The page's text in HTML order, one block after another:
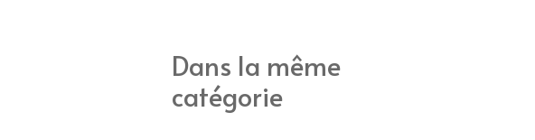
Dans la même
catégorie